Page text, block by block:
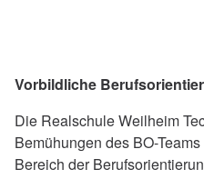
Vorbildliche
Die Realschule Weilheim
Bemühungen des BO-
Bereich der